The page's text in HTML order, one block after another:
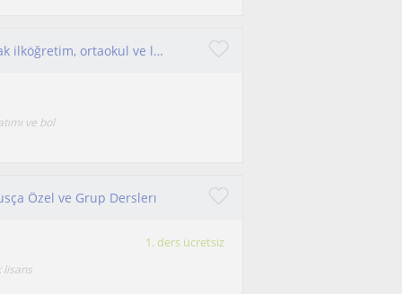
Üniversite deneyimli, dinamik bir eğitmen olarak ilköğretim, ortaokul ve lise düzeyindeki öğrencilerin başarısına odaklanıyorum.
ve bol
Özel ve Grup Derslerı
1. ders ücretsiz
lisans